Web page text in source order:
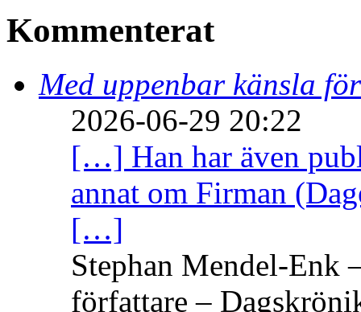
Kommenterat
Med uppenbar känsla
2026-06-29 20:22
[…] Han har även
annat om Firman
[…]
Stephan Mendel-Enk
författare –